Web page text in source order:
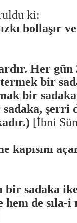
ki:
bollaşır
Her gün
bir
bir
şerri
[İbni
kapısını
bir sadaka
hem de